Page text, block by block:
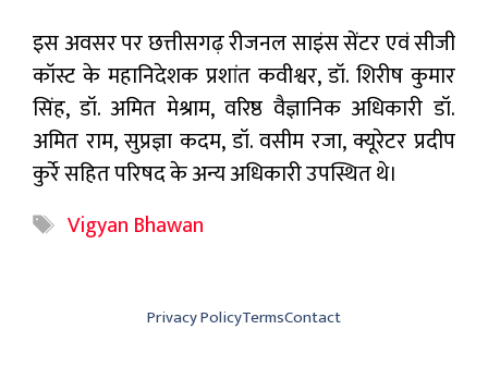
इस अवसर पर छत्तीसगढ़ रीजनल साइंस सेंटर एवं सीजी
कॉस्ट के महानिदेशक प्रशांत कवीश्वर, डॉ. शिरीष कुमार
सिंह, डॉ. अमित मेश्राम, वरिष्ठ वैज्ञानिक अधिकारी डॉ.
अमित राम, सुप्रज्ञा कदम, डॉ. वसीम रजा, क्यूरेटर प्रदीप
कुर्रे सहित परिषद के अन्य अधिकारी उपस्थित थे।
Tags
Vigyan Bhawan
Privacy PolicyTermsContact